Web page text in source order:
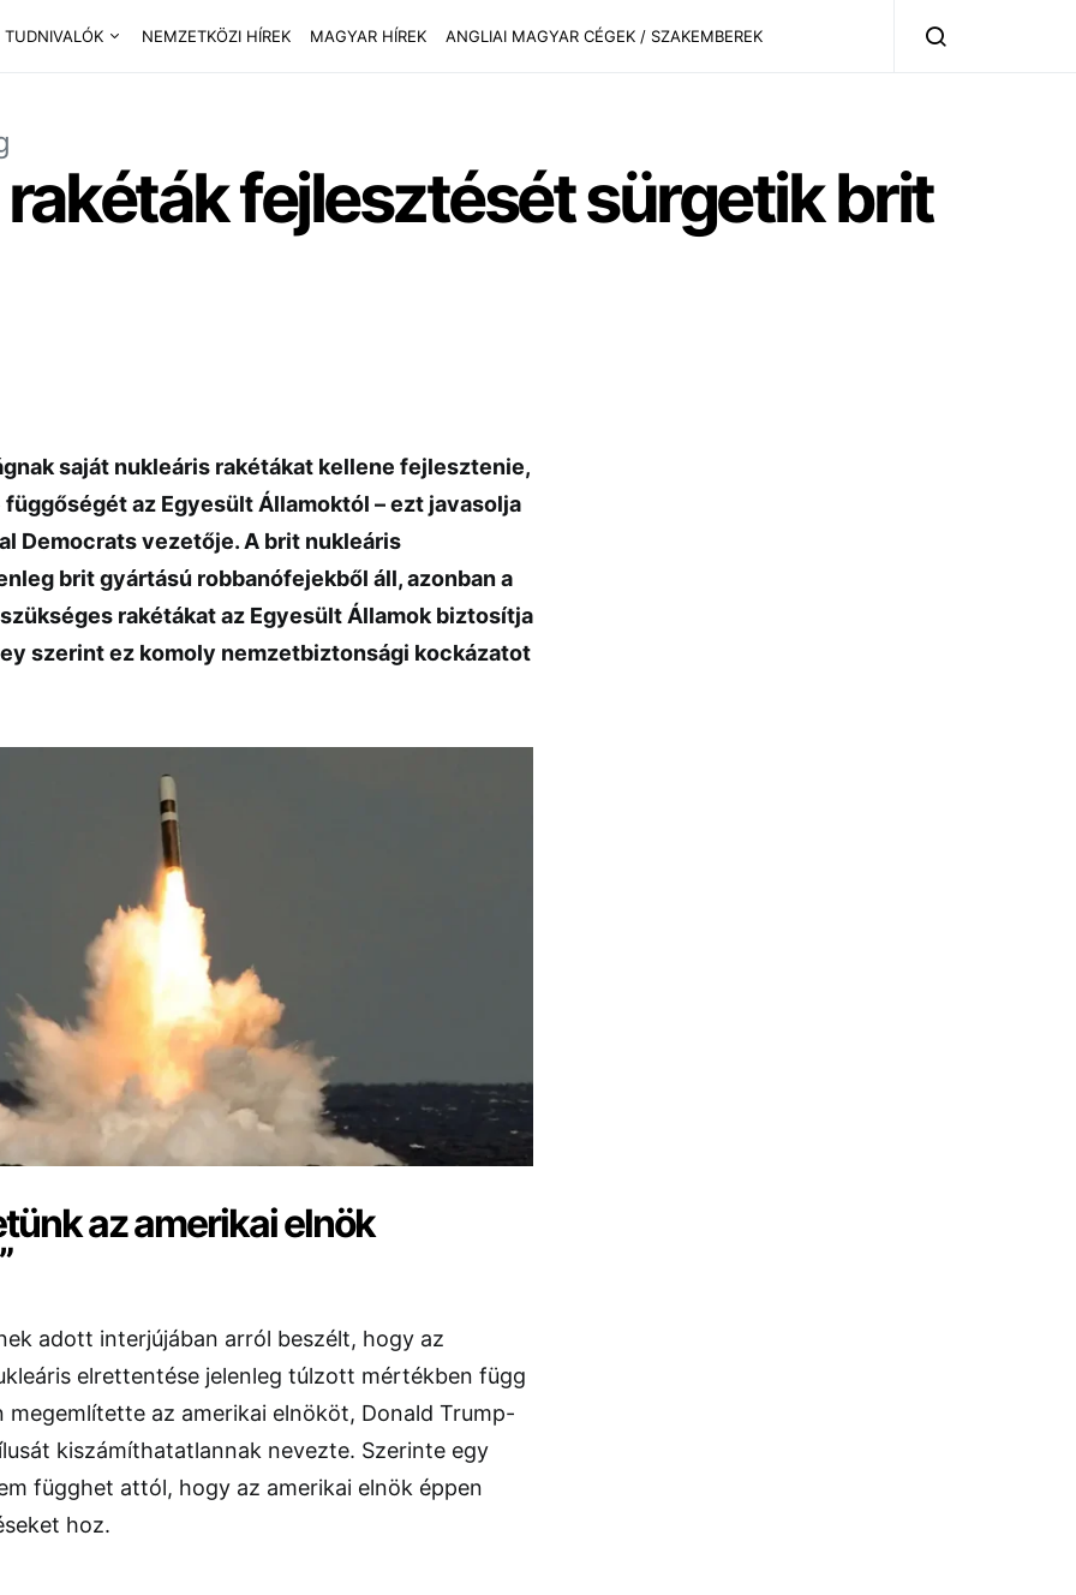
NEMZETKÖZI HÍREK MAGYAR HÍREK ANGLIAI MAGYAR CÉGEK / SZAKEMBEREK
fejlesztését sürgetik brit
saját nukleáris rakétákat kellene fejlesztenie,
az Egyesült Államoktól – ezt javasolja
Democratsvezetője. A brit nukleáris
brit gyártású robbanófejekből áll, azonban a
rakétákat az Egyesült Államok biztosítja
szerint ez komoly nemzetbiztonsági kockázatot
az amerikai elnök
adott interjújában arról beszélt, hogy az
elrettentése jelenleg túlzott mértékben függ
megemlítette az amerikai elnököt, Donald Trump-
kiszámíthatatlannak nevezte. Szerinte egy
függhet attól, hogy az amerikai elnök éppen
hoz.